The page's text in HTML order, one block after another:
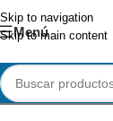
Skip to navigation
Skip to main content
Menú